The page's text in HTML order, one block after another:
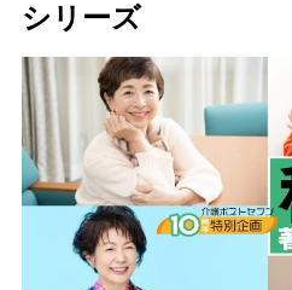
シリーズ